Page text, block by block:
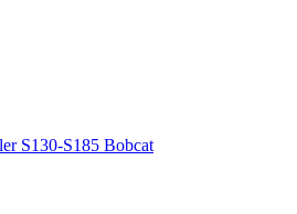
S130-S185 Bobcat